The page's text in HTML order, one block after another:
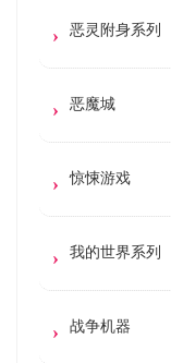
恶灵附身系列
恶魔城
惊悚游戏
我的世界系列
战争机器